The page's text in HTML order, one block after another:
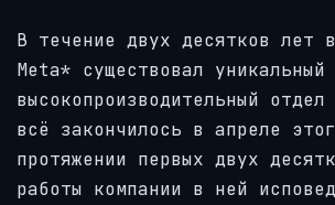
В течение двух десятков лет
Meta* существовал уникальный
высокопроизводительный
всё закончилось в апреле
протяжении первых двух
работы компании в ней